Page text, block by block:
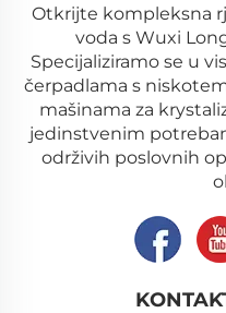
Otkrijte kompleksna
voda s Wuxi
Specijaliziramo se u
čerpadlama s
mašinama za
jedinstvenim
održivih poslovnih